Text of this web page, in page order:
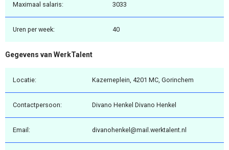
Maximaal salaris: 3033
Uren per week: 40
Gegevens van WerkTalent
Locatie: Kazerneplein, 4201 MC, Gorinchem
Contactpersoon: Divano Henkel Divano Henkel
Email: divanohenkel@mail.werktalent.nl